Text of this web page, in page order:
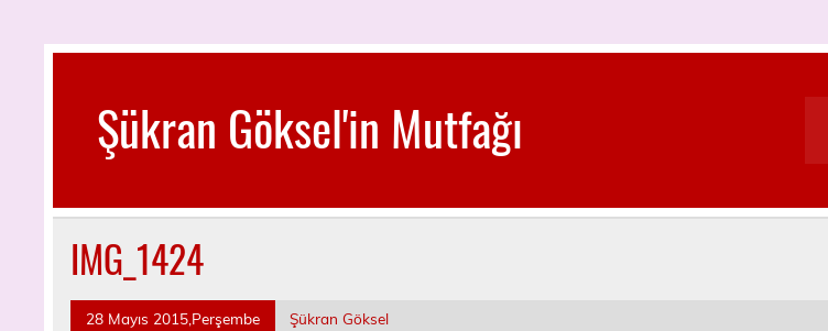
content
Şükran Göksel'in Mutfağı
IMG_1424
28 Mayıs 2015,Perşembe Şükran Göksel